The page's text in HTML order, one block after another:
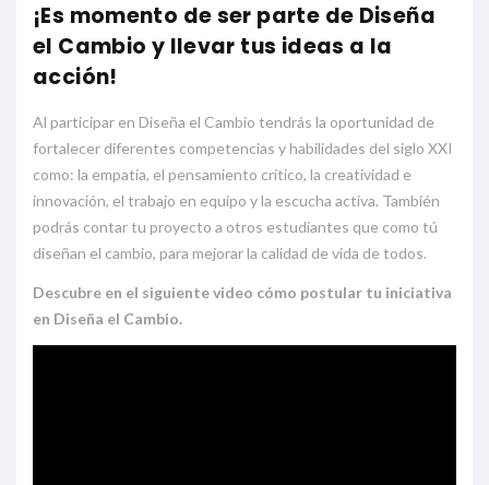
¡Es momento de ser parte de Diseña
el Cambio y llevar tus ideas a la
acción!
Al participar en Diseña el Cambio tendrás la oportunidad de
fortalecer diferentes competencias y habilidades del siglo XXI
como: la empatía, el pensamiento crítico, la creatividad e
innovación, el trabajo en equipo y la escucha activa. También
podrás contar tu proyecto a otros estudiantes que como tú
diseñan el cambio, para mejorar la calidad de vida de todos.
Descubre en el siguiente video cómo postular tu iniciativa
en Diseña el Cambio.